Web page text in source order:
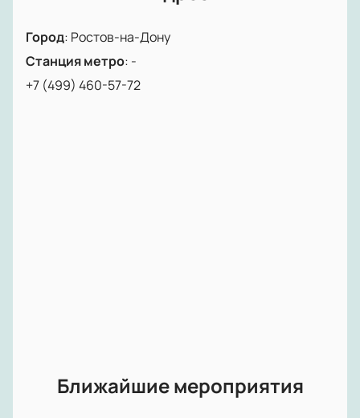
Город: Ростов-на-Дону
Станция метро: -
+7 (499) 460-57-72
Ближайшие мероприятия